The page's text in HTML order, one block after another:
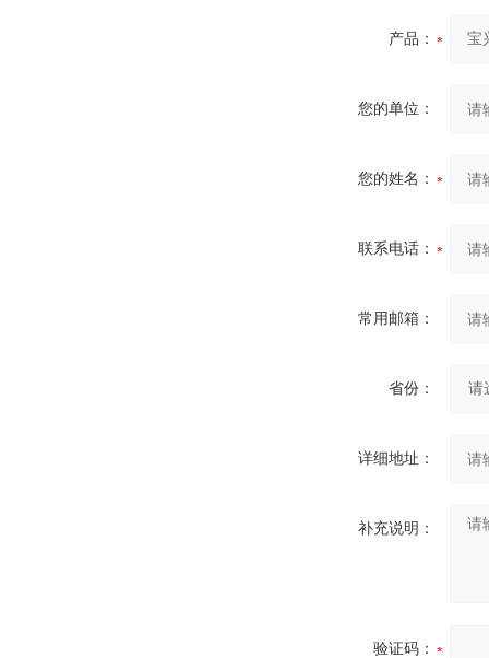
产品：
您的单位：
您的姓名：
联系电话：
常用邮箱：
省份：
详细地址：
补充说明：
验证码：